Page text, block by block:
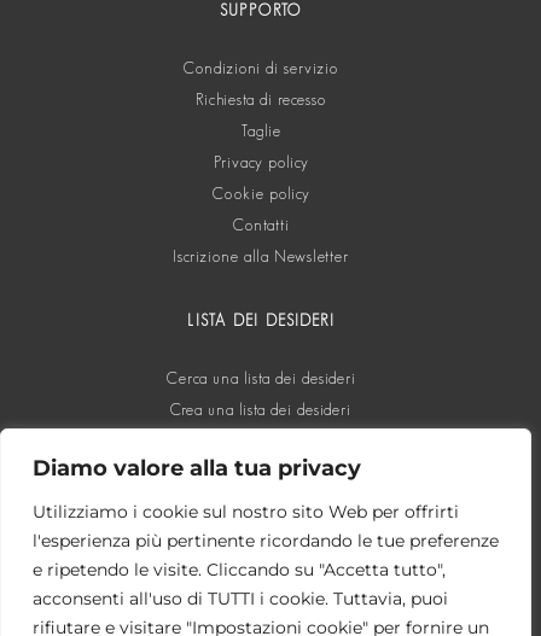
Diamo valore alla tua privacy
Utilizziamo i cookie sul nostro sito Web per offrirti
l'esperienza più pertinente ricordando le tue preferenze
e ripetendo le visite. Cliccando su "Accetta tutto",
acconsenti all'uso di TUTTI i cookie. Tuttavia, puoi
rifiutare e visitare "Impostazioni cookie" per fornire un
SUPPORTO
Condizioni di servizio
Richiesta di recesso
Taglie
Privacy policy
Cookie policy
Contatti
Iscrizione alla Newsletter
LISTA DEI DESIDERI
Cerca una lista dei desideri
Crea una lista dei desideri
SOCIAL